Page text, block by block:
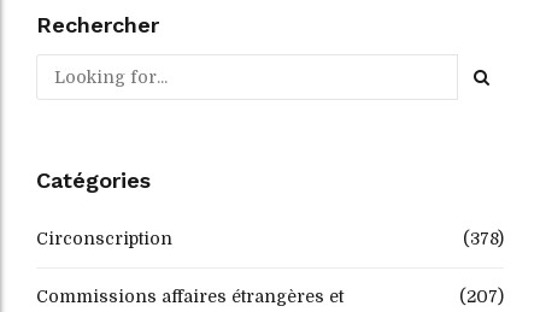
Rechercher
Catégories
Circonscription (378)
Commissions affaires étrangères et
(207)